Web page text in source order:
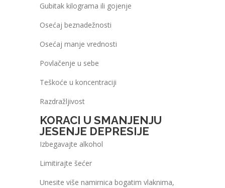
Gubitak kilograma ili gojenje
Osećaj beznadežnosti
Osećaj manje vrednosti
Povlačenje u sebe
Teškoće u koncentraciji
Razdražljivost
KORACI U SMANJENJU
JESENJE DEPRESIJE
Izbegavajte alkohol
Limitirajte šećer
Unesite više namirnica bogatim vlaknima,